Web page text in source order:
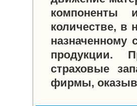
компоненты
количестве, в
назначенному
продукции.
страховые
фирмы,